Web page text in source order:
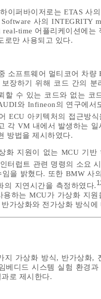
이퍼바이저로는 ETAS 사
사의
time 어플리케이션에
로만 사용되고 있다.
소프트웨어 멀티코어 차
장하기 위해 코드 간의
할 수 있는 코드와 없는 코
와 Infineon의 연구에
ECU 아키텍처의 접근방
각 VM 내에서 발생하는
방법을 제시하였다.
화 지원이 없는 MCU 기
터럽트 관련 명령의 소요
을 밝혔다. 또한 BMW 사
의 지연시간을 측정하였다.
하는 MCU가 가상화 지
가상화와 전가상화 방식
지 가상화 방식, 반가상화,
베디드 시스템 실험 환경
로 제시한다.